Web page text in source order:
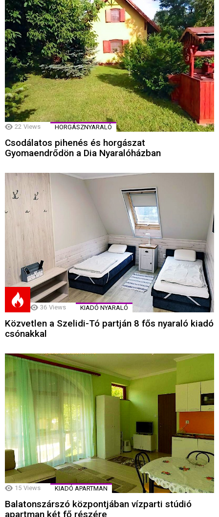
22 Views HORGÁSZNYARALÓ
Csodálatos pihenés és horgászat
Gyomaendrődön a Dia Nyaralóházban
36 Views KIADÓ NYARALÓ
Közvetlen a Szelidi-Tó partján 8 fős nyaraló kiadó
csónakkal
15 Views KIADÓ APARTMAN
Balatonszárszó központjában vízparti stúdió
apartman két fő részére